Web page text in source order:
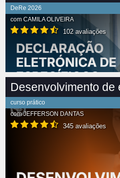
DeRe 2026
com CAMILA OLIVEIRA
102 avaliações
Desenvolvimento de
curso prático
comJEFFERSON DANTAS
345 avaliações